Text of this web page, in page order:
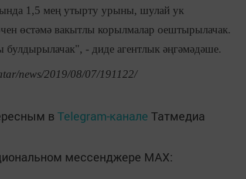
1,5 мең утырту урыны, шулай ук
өстәмә вакытлы корылмалар оештырылачак.
- диде агентлык әңгәмәдәше.
news/2019/08/07/191122/
в Telegram-канале Татмедиа
мессенджере MАХ: